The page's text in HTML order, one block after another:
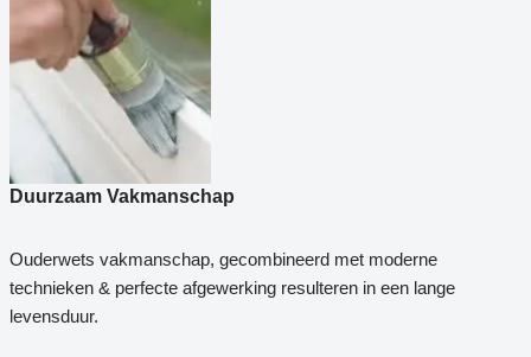
Duurzaam Vakmanschap
Ouderwets vakmanschap, gecombineerd met moderne
technieken & perfecte afgewerking resulteren in een lange
levensduur.